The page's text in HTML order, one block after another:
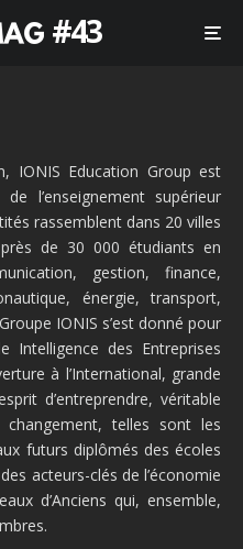
#43
IONIS Education Group est
l’enseignement supérieur
rassemblent dans 20 villes
de 30 000 étudiants en
gestion, finance,
énergie, transport,
IONIS s’est donné pour
Intelligence des Entreprises
à l’International, grande
d’entreprendre, véritable
telles sont les
futurs diplômés des écoles
acteurs-clés de l’économie
d’Anciens qui, ensemble,